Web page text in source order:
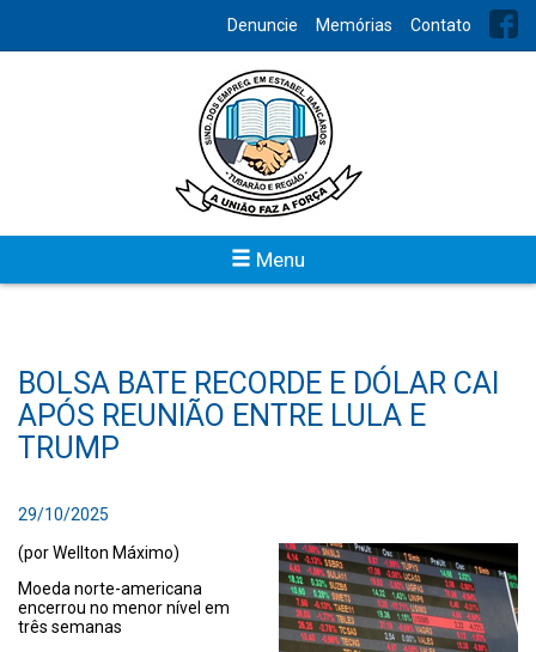
Denuncie Memórias Contato
Menu
BOLSA BATE RECORDE E DÓLAR CAI
APÓS REUNIÃO ENTRE LULA E
TRUMP
29/10/2025
(por Wellton Máximo)
Moeda norte-americana
encerrou no menor nível em
três semanas